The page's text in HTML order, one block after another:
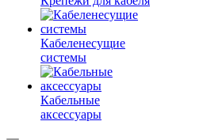
Кабеленесущие
системы
Кабельные
аксессуары